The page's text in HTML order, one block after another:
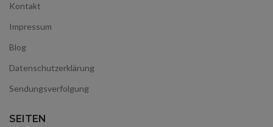
Kontakt
Impressum
Blog
Datenschutzerklärung
Sendungsverfolgung
SEITEN